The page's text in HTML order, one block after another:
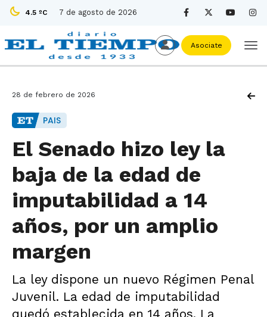
4.5 ºC 7 de agosto de 2026
Asociate
28 de febrero de 2026
PAIS
El Senado hizo ley la
baja de la edad de
imputabilidad a 14
años, por un amplio
margen
La ley dispone un nuevo Régimen Penal
Juvenil. La edad de imputabilidad
quedó establecida en 14 años. La